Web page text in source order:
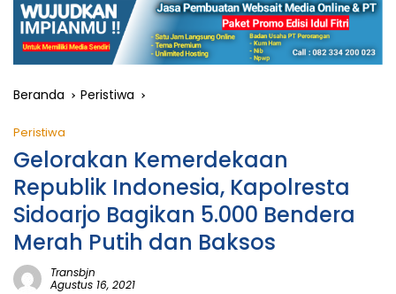
Beranda Peristiwa
Peristiwa
Gelorakan Kemerdekaan
Republik Indonesia, Kapolresta
Sidoarjo Bagikan 5.000 Bendera
Merah Putih dan Baksos
Transbjn
Agustus 16, 2021